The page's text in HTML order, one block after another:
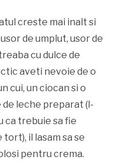
creste mai inalt si
de umplut, usor de
cu dulce de
aveti nevoie de o
cui, un ciocan si o
de leche preparat (l-
ca trebuie sa fie
il lasam sa se
pentru crema.